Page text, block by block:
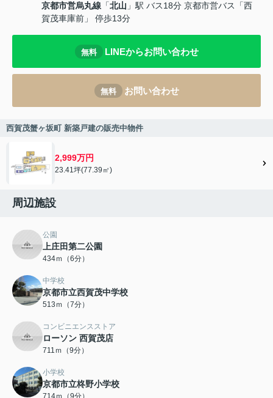
京都市営烏丸線 「北山 」駅 バス18分 京都市営バス「西
賀茂車庫前」 停歩13分
無料 LINEからお問い合わせ
無料 お問い合わせ
西賀茂蟹ヶ坂町 新築戸建の販売中物件
2,999万円
23.41坪(77.39㎡)
周辺施設
公園
上庄田第二公園
434ｍ（6分）
中学校
京都市立西賀茂中学校
513ｍ（7分）
コンビニエンスストア
ローソン 西賀茂店
711ｍ（9分）
小学校
京都市立柊野小学校
714ｍ（9分）